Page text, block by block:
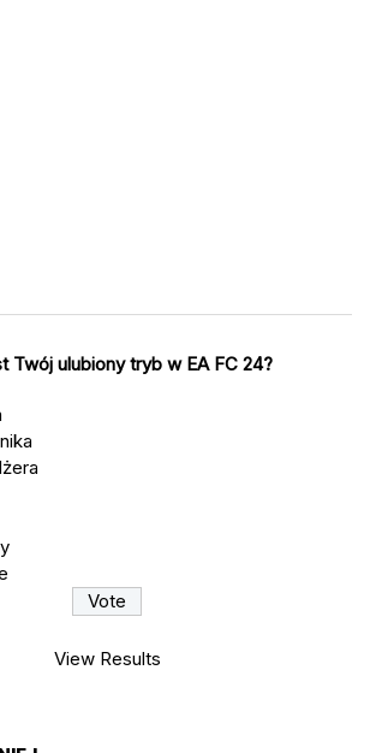
Twój ulubiony tryb w EA FC 24?
View Results